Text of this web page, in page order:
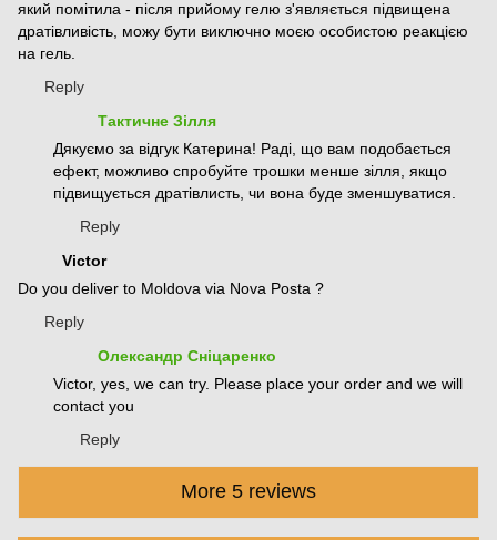
який помітила - після прийому гелю з'являється підвищена
дратівливість, можу бути виключно моєю особистою реакцією
на гель.
Reply
Тактичне Зілля
Дякуємо за відгук Катерина! Раді, що вам подобається
ефект, можливо спробуйте трошки менше зілля, якщо
підвищується дратівлисть, чи вона буде зменшуватися.
Reply
Victor
Do you deliver to Moldova via Nova Posta ?
Reply
Олександр Сніцаренко
Victor, yes, we can try. Please place your order and we will
contact you
Reply
More 5 reviews